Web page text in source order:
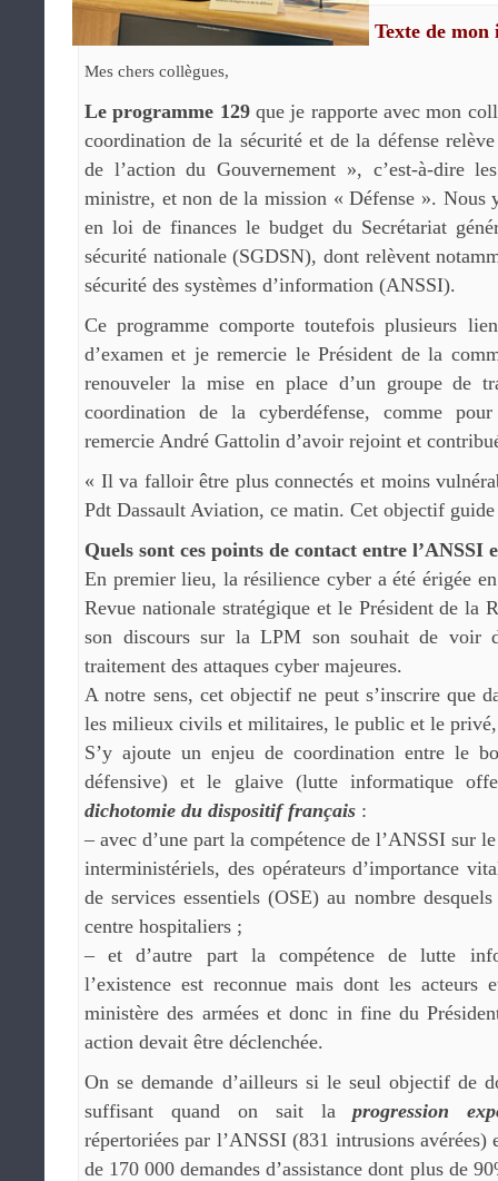
Texte de
Mes chers collègues,
Le programme 129que je rapporte avec mon
coordination de la sécurité et de la défense
de l’action du Gouvernement », c’est-à-dire
ministre, et non de la mission « Défense ». Nous
en loi de finances le budget du Secrétariat
sécurité nationale (SGDSN), dont relèvent
sécurité des systèmes d’information (ANSSI).
Ce programme comporte toutefois plusieurs
d’examen et je remercie le Président de la
renouveler la mise en place d’un groupe de
coordination de la cyberdéfense, comme
remercie André Gattolin d’avoir rejoint et
« Il va falloir être plus connectés et moins
Pdt Dassault Aviation, ce matin. Cet objectif
Quels sont ces points de contact entre l’ANSSI
En premier lieu, la résilience cyber a été érigée
Revue nationale stratégique et le Président de la
son discours sur la LPM son souhait de voir
traitement des attaques cyber majeures.
A notre sens, cet objectif ne peut s’inscrire que
les milieux civils et militaires, le public et le
S’y ajoute un enjeu de coordination entre le
défensive) et le glaive (lutte informatique
dichotomie du dispositif français :
– avec d’une part la compétence de l’ANSSI sur
interministériels, des opérateurs d’importance
de services essentiels (OSE) au nombre
centre hospitaliers ;
– et d’autre part la compétence de lutte
l’existence est reconnue mais dont les acteurs
ministère des armées et donc in fine du
action devait être déclenchée.
On se demande d’ailleurs si le seul objectif de
suffisant quand on sait laprogression
répertoriées par l’ANSSI (831 intrusions
de 170 000 demandes d’assistance dont plus de